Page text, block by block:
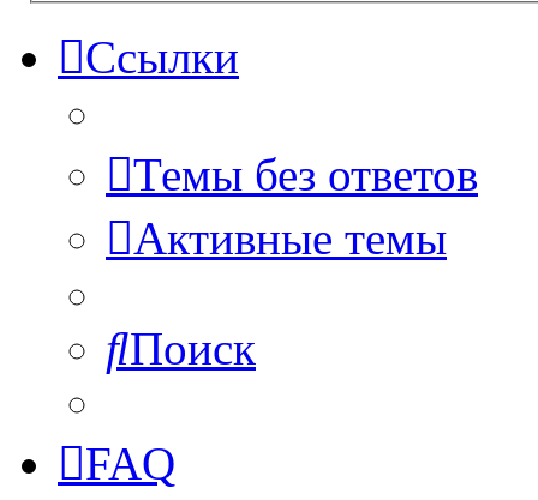
Ссылки
Темы без ответов
Активные темы
Поиск
FAQ